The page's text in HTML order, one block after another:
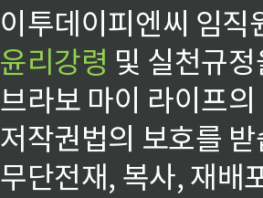
이투데이피엔씨 임
윤리강령 및 실천규
브라보 마이 라이프
저작권법의 보호를
무단전재, 복사, 재배